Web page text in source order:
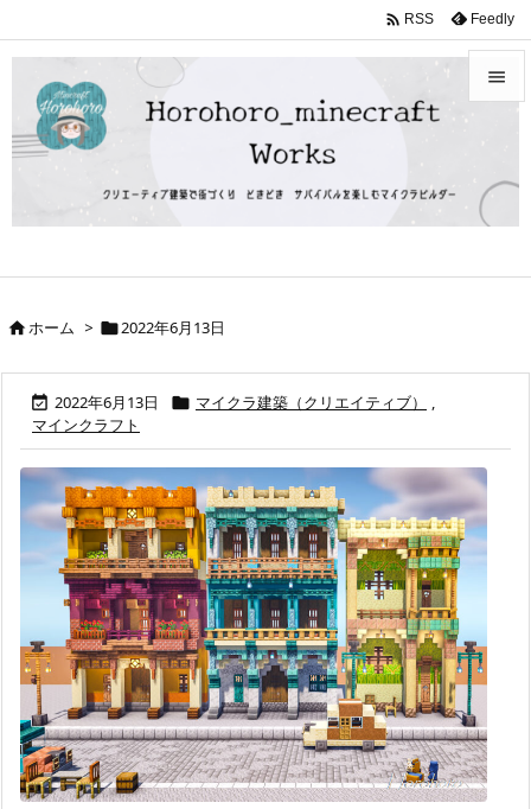


サイド
前へ

 RSS Feedly
ホーム > 2022年6月13日
 2022年6月13日  マイクラ建築（クリエイティブ）
,
マインクラフト